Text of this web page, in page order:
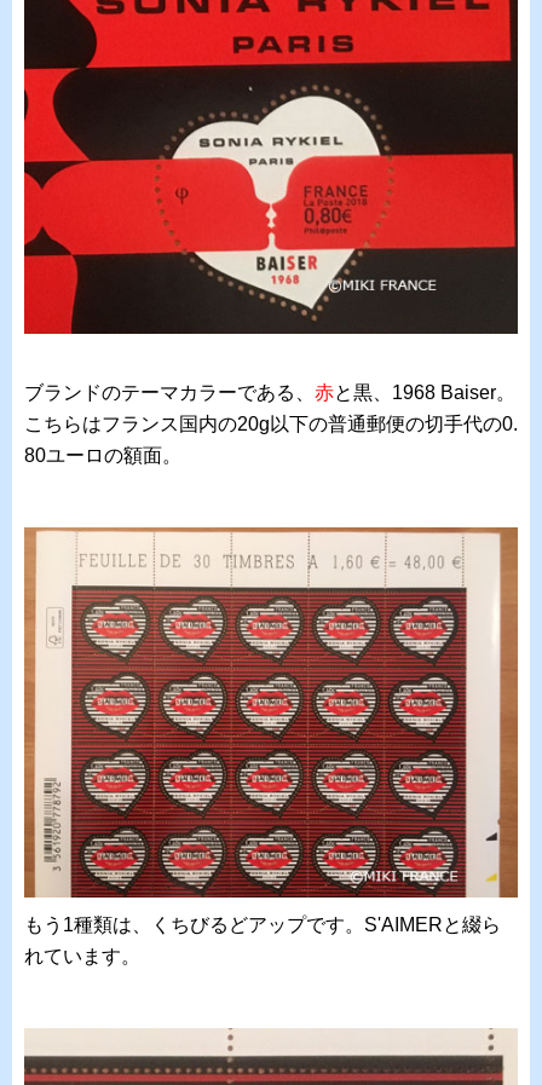
ブランドのテーマカラーである、 赤と黒、1968 Baiser。
こちらはフランス国内の20g以下の普通郵便の切手代の0.
80ユーロの額面。
もう1種類は、くちびるどアップです。S'AIMERと綴ら
れています。